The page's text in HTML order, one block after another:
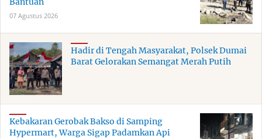
07 Agustus 2026
Hadir di Tengah Masyarakat, Polsek Dumai
Barat Gelorakan Semangat Merah Putih
Kebakaran Gerobak Bakso di Samping
Hypermart, Warga Sigap Padamkan Api